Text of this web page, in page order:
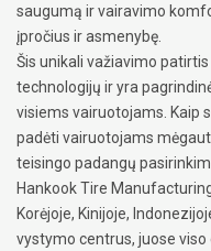
saugumą ir vairavimo
įpročius ir asmenybę.
Šis unikali važiavimo
technologijų ir yra
visiems vairuotojams. Kaip
padėti vairuotojams
teisingo padangų
Hankook Tire
Korėjoje, Kinijoje,
vystymo centrus, juose